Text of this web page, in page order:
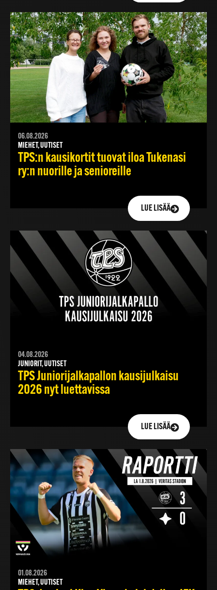
06.08.2026
MIEHET, UUTISET
TPS:n kausikortit tuovat iloa Tukenasi
ry:n nuorille ja senioreille
LUE LISÄÄ
04.08.2026
JUNIORIT, UUTISET
TPS Juniorijalkapallon kausijulkaisu
2026 nyt luettavissa
LUE LISÄÄ
01.08.2026
MIEHET, UUTISET